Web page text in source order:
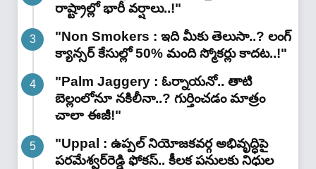
రాష్ట్రాల్లో భారీ వ‌ర్షాలు..!"
"Non Smokers : ఇది మీకు తెలుసా..? లంగ్
క్యాన్సర్ కేసుల్లో 50% మంది స్మోకర్లు కాదట..!"
"Palm Jaggery : ఓర్నాయనో.. తాటి
బెల్లంలోనూ నకిలీనా..? గుర్తించడం మాత్రం
చాలా ఈజీ!"
"Uppal : ఉప్పల్ నియోజకవర్గ అభివృద్ధిపై
పరమేశ్వర్‌రెడ్డి ఫోకస్.. కీలక పనులకు నిధుల